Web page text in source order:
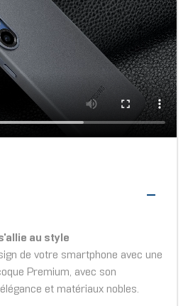
au style
de votre smartphone avec une
Premium, avec son
et matériaux nobles.